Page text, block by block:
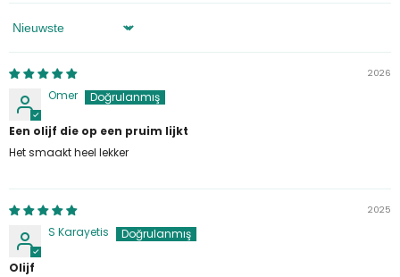
Sorteren Op
2026
Omer
Een olijf die op een pruim lijkt
Het smaakt heel lekker
2025
S Karayetis
Olijf